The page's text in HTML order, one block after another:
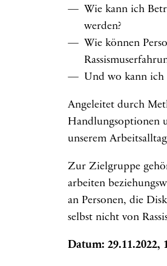
Wie kann ich
werden?
Wie können
Und wo kann ich
Angeleitet durch
Handlungsoptionen
unserem
Zur Zielgruppe
arbeiten
an Personen, die
selbst nicht von
Datum: 29.11.2022,